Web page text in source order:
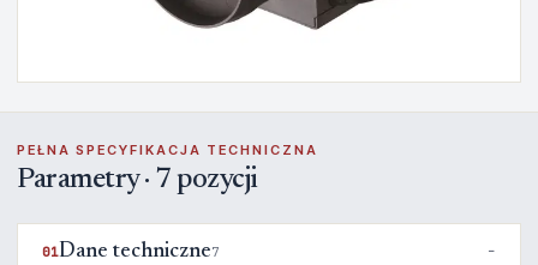
PEŁNA SPECYFIKACJA TECHNICZNA
Parametry · 7 pozycji
01Dane techniczne7